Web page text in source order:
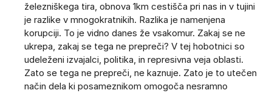
železniškega tira, obnova 1km cestišča pri nas in v tujini
je razlike v mnogokratnikih. Razlika je namenjena
korupciji. To je vidno danes že vsakomur. Zakaj se ne
ukrepa, zakaj se tega ne prepreči? V tej hobotnici so
udeleženi izvajalci, politika, in represivna veja oblasti.
Zato se tega ne prepreči, ne kaznuje. Zato je to utečen
način dela ki posameznikom omogoča nesramno